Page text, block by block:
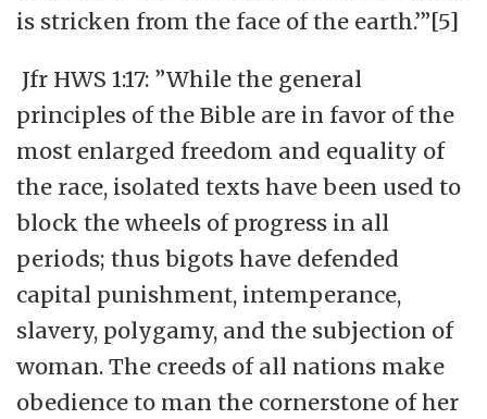
is stricken from the face of the earth.’”[5]
Jfr HWS 1:17: ”While the general
principles of the Bible are in favor of the
most enlarged freedom and equality of
the race, isolated texts have been used to
block the wheels of progress in all
periods; thus bigots have defended
capital punishment, intemperance,
slavery, polygamy, and the subjection of
woman. The creeds of all nations make
obedience to man the cornerstone of her